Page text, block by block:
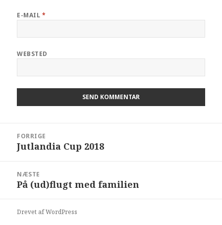
E-MAIL *
WEBSTED
FORRIGE
Jutlandia Cup 2018
NÆSTE
På (ud)flugt med familien
Drevet af WordPress